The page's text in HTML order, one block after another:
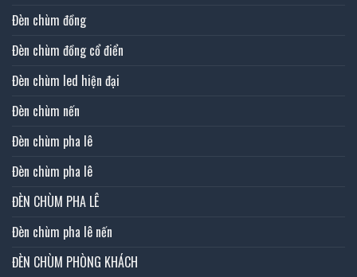
Đèn chùm đồng
Đèn chùm đồng cổ điển
Đèn chùm led hiện đại
Đèn chùm nến
Đèn chùm pha lê
Đèn chùm pha lê
ĐÈN CHÙM PHA LÊ
Đèn chùm pha lê nến
ĐÈN CHÙM PHÒNG KHÁCH